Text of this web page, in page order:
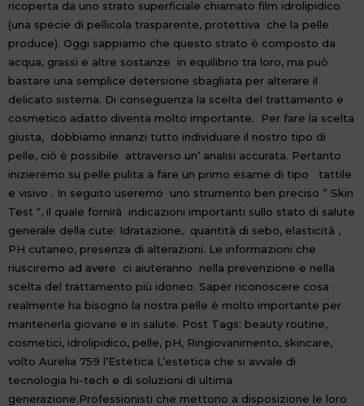
ricoperta da uno strato superficiale chiamato film idrolipidico
(una specie di pellicola trasparente, protettiva che la pelle
produce). Oggi sappiamo che questo strato è composto da
acqua, grassi e altre sostanze in equilibrio tra loro, ma può
bastare una semplice detersione sbagliata per alterare il
delicato sistema. Di conseguenza la scelta del trattamento e
cosmetico adatto diventa molto importante. Per fare la scelta
giusta, dobbiamo innanzi tutto individuare il nostro tipo di
pelle, ciò è possibile attraverso un’ analisi accurata. Pertanto
inizieremo su pelle pulita a fare un primo esame di tipo tattile
e visivo . In seguito useremo uno strumento ben preciso ” Skin
Test “, il quale fornirà indicazioni importanti sullo stato di salute
generale della cute: Idratazione, quantità di sebo, elasticità ,
PH cutaneo, presenza di alterazioni. Le informazioni che
riusciremo ad avere ci aiuteranno nella prevenzione e nella
scelta del trattamento più idoneo. Saper riconoscere cosa
realmente ha bisogno la nostra pelle è molto importante per
mantenerla giovane e in salute. Post Tags: beauty routine,
cosmetici, idrolipidico, pelle, pH, Ringiovanimento, skincare,
volto Aurelia 759 l’Estetica L’estetica che si avvale di
tecnologia hi-tech e di soluzioni di ultima
generazione.Professionisti che mettono a disposizione le loro